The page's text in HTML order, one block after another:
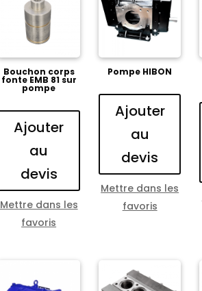
Bouchon corps
fonte EMB 81 sur
pompe
Ajouter
au
devis
Mettre dans les
favoris
Pompe HIBON
Ajouter
au
devis
Mettre dans les
favoris